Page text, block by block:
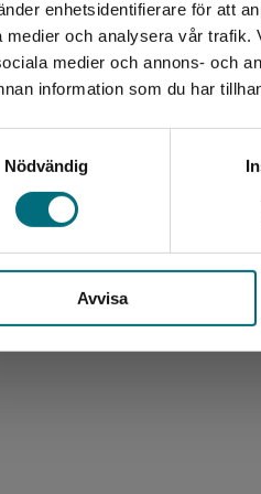
enhetsidentifierare för att
medier och analysera vår trafik.
medier och annons- och
information som du har
Nödvändig
Avvisa
Det
en
utanför
Box
221 00